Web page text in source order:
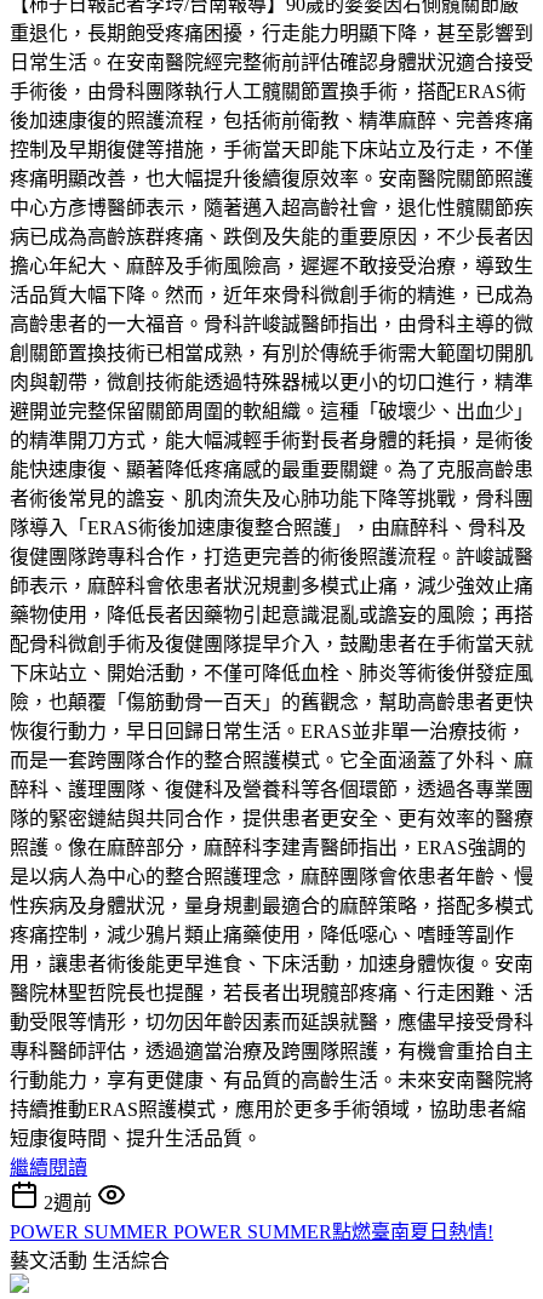
重退化，長期飽受疼痛困擾，行走能力明顯下降，甚至影響到
日常生活。在安南醫院經完整術前評估確認身體狀況適合接受
手術後，由骨科團隊執行人工髖關節置換手術，搭配ERAS術
後加速康復的照護流程，包括術前衛教、精準麻醉、完善疼痛
控制及早期復健等措施，手術當天即能下床站立及行走，不僅
疼痛明顯改善，也大幅提升後續復原效率。安南醫院關節照護
中心方彥博醫師表示，隨著邁入超高齡社會，退化性髖關節疾
病已成為高齡族群疼痛、跌倒及失能的重要原因，不少長者因
擔心年紀大、麻醉及手術風險高，遲遲不敢接受治療，導致生
活品質大幅下降。然而，近年來骨科微創手術的精進，已成為
高齡患者的一大福音。骨科許峻誠醫師指出，由骨科主導的微
創關節置換技術已相當成熟，有別於傳統手術需大範圍切開肌
肉與韌帶，微創技術能透過特殊器械以更小的切口進行，精準
避開並完整保留關節周圍的軟組織。這種「破壞少、出血少」
的精準開刀方式，能大幅減輕手術對長者身體的耗損，是術後
能快速康復、顯著降低疼痛感的最重要關鍵。為了克服高齡患
者術後常見的譫妄、肌肉流失及心肺功能下降等挑戰，骨科團
隊導入「ERAS術後加速康復整合照護」，由麻醉科、骨科及
復健團隊跨專科合作，打造更完善的術後照護流程。許峻誠醫
師表示，麻醉科會依患者狀況規劃多模式止痛，減少強效止痛
藥物使用，降低長者因藥物引起意識混亂或譫妄的風險；再搭
配骨科微創手術及復健團隊提早介入，鼓勵患者在手術當天就
下床站立、開始活動，不僅可降低血栓、肺炎等術後併發症風
險，也顛覆「傷筋動骨一百天」的舊觀念，幫助高齡患者更快
恢復行動力，早日回歸日常生活。ERAS並非單一治療技術，
而是一套跨團隊合作的整合照護模式。它全面涵蓋了外科、麻
醉科、護理團隊、復健科及營養科等各個環節，透過各專業團
隊的緊密鏈結與共同合作，提供患者更安全、更有效率的醫療
照護。像在麻醉部分，麻醉科李建青醫師指出，ERAS強調的
是以病人為中心的整合照護理念，麻醉團隊會依患者年齡、慢
性疾病及身體狀況，量身規劃最適合的麻醉策略，搭配多模式
疼痛控制，減少鴉片類止痛藥使用，降低噁心、嗜睡等副作
用，讓患者術後能更早進食、下床活動，加速身體恢復。安南
醫院林聖哲院長也提醒，若長者出現髖部疼痛、行走困難、活
動受限等情形，切勿因年齡因素而延誤就醫，應儘早接受骨科
專科醫師評估，透過適當治療及跨團隊照護，有機會重拾自主
行動能力，享有更健康、有品質的高齡生活。未來安南醫院將
持續推動ERAS照護模式，應用於更多手術領域，協助患者縮
短康復時間、提升生活品質。
繼續閱讀
2週前
POWER SUMMER POWER SUMMER點燃臺南夏日熱情!
藝文活動 生活綜合